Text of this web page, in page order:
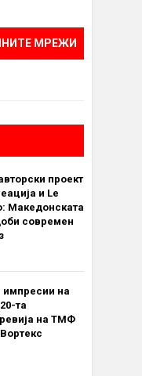
МРЕЖИ
проект
и Le
Македонската
современ
на
та
на ТМФ